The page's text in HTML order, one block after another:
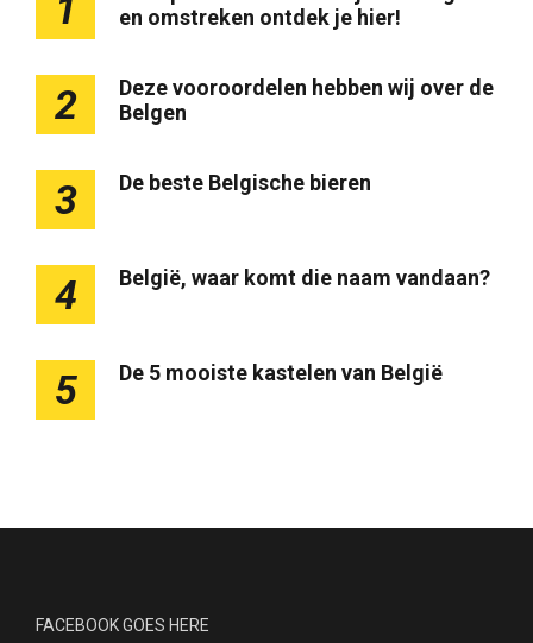
p
a
e
r
n
en omstreken ontdek je hier!
2
Deze vooroordelen hebben wij over de
Belgen
3 De beste Belgische bieren
4 België, waar komt die naam vandaan?
5 De 5 mooiste kastelen van België
FACEBOOK GOES HERE